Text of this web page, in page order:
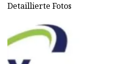
Detaillierte Fotos